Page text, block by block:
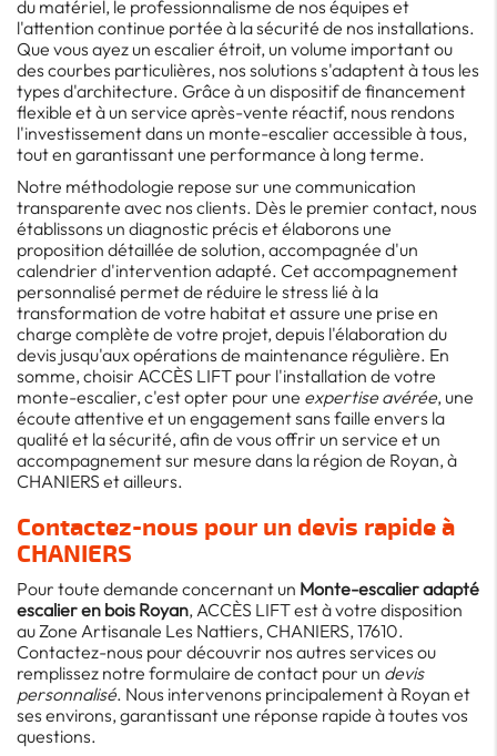
du matériel, le professionnalisme de nos équipes et
l'attention continue portée à la sécurité de nos installations.
Que vous ayez un escalier étroit, un volume important ou
des courbes particulières, nos solutions s'adaptent à tous les
types d'architecture. Grâce à un dispositif de financement
flexible et à un service après-vente réactif, nous rendons
l'investissement dans un monte-escalier accessible à tous,
tout en garantissant une performance à long terme.
Notre méthodologie repose sur une communication
transparente avec nos clients. Dès le premier contact, nous
établissons un diagnostic précis et élaborons une
proposition détaillée de solution, accompagnée d'un
calendrier d'intervention adapté. Cet accompagnement
personnalisé permet de réduire le stress lié à la
transformation de votre habitat et assure une prise en
charge complète de votre projet, depuis l'élaboration du
devis jusqu'aux opérations de maintenance régulière. En
somme, choisir ACCÈS LIFT pour l'installation de votre
monte-escalier, c'est opter pour une expertise avérée, une
écoute attentive et un engagement sans faille envers la
qualité et la sécurité, afin de vous offrir un service et un
accompagnement sur mesure dans la région de Royan, à
CHANIERS et ailleurs.
Contactez-nous pour un devis rapide à
CHANIERS
Pour toute demande concernant un Monte-escalier adapté
escalier en bois Royan, ACCÈS LIFT est à votre disposition
au Zone Artisanale Les Nattiers, CHANIERS, 17610.
Contactez-nous pour découvrir nos autres services ou
remplissez notre formulaire de contact pour un devis
personnalisé. Nous intervenons principalement à Royan et
ses environs, garantissant une réponse rapide à toutes vos
questions.